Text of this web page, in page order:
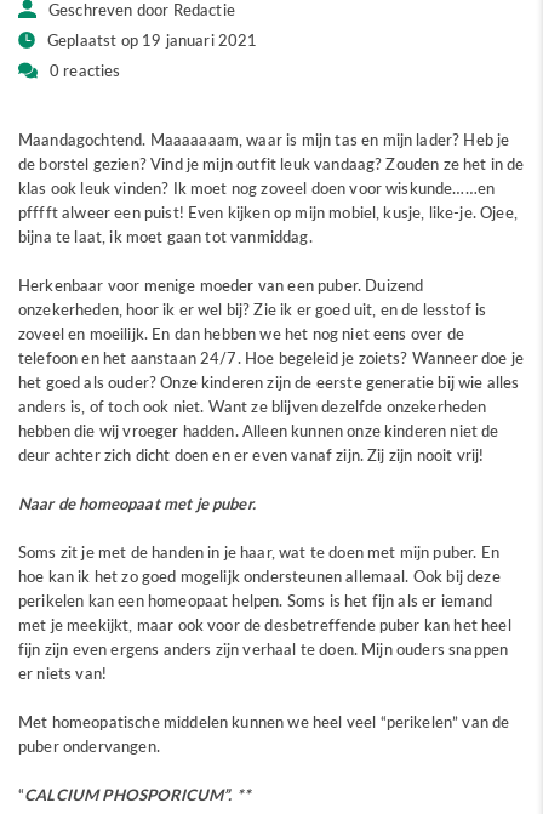
Geschreven door Redactie
Geplaatst op 19 januari 2021
0 reacties
Maandagochtend. Maaaaaaam, waar is mijn tas en mijn lader? Heb je
de borstel gezien? Vind je mijn outfit leuk vandaag? Zouden ze het in de
klas ook leuk vinden? Ik moet nog zoveel doen voor wiskunde……en
pfffft alweer een puist! Even kijken op mijn mobiel, kusje, like-je. Ojee,
bijna te laat, ik moet gaan tot vanmiddag.
Herkenbaar voor menige moeder van een puber. Duizend
onzekerheden, hoor ik er wel bij? Zie ik er goed uit, en de lesstof is
zoveel en moeilijk. En dan hebben we het nog niet eens over de
telefoon en het aanstaan 24/7. Hoe begeleid je zoiets? Wanneer doe je
het goed als ouder? Onze kinderen zijn de eerste generatie bij wie alles
anders is, of toch ook niet. Want ze blijven dezelfde onzekerheden
hebben die wij vroeger hadden. Alleen kunnen onze kinderen niet de
deur achter zich dicht doen en er even vanaf zijn. Zij zijn nooit vrij!
Naar de homeopaat met je puber.
Soms zit je met de handen in je haar, wat te doen met mijn puber. En
hoe kan ik het zo goed mogelijk ondersteunen allemaal. Ook bij deze
perikelen kan een homeopaat helpen. Soms is het fijn als er iemand
met je meekijkt, maar ook voor de desbetreffende puber kan het heel
fijn zijn even ergens anders zijn verhaal te doen. Mijn ouders snappen
er niets van!
Met homeopatische middelen kunnen we heel veel “perikelen” van de
puber ondervangen.
“CALCIUM PHOSPORICUM”. **